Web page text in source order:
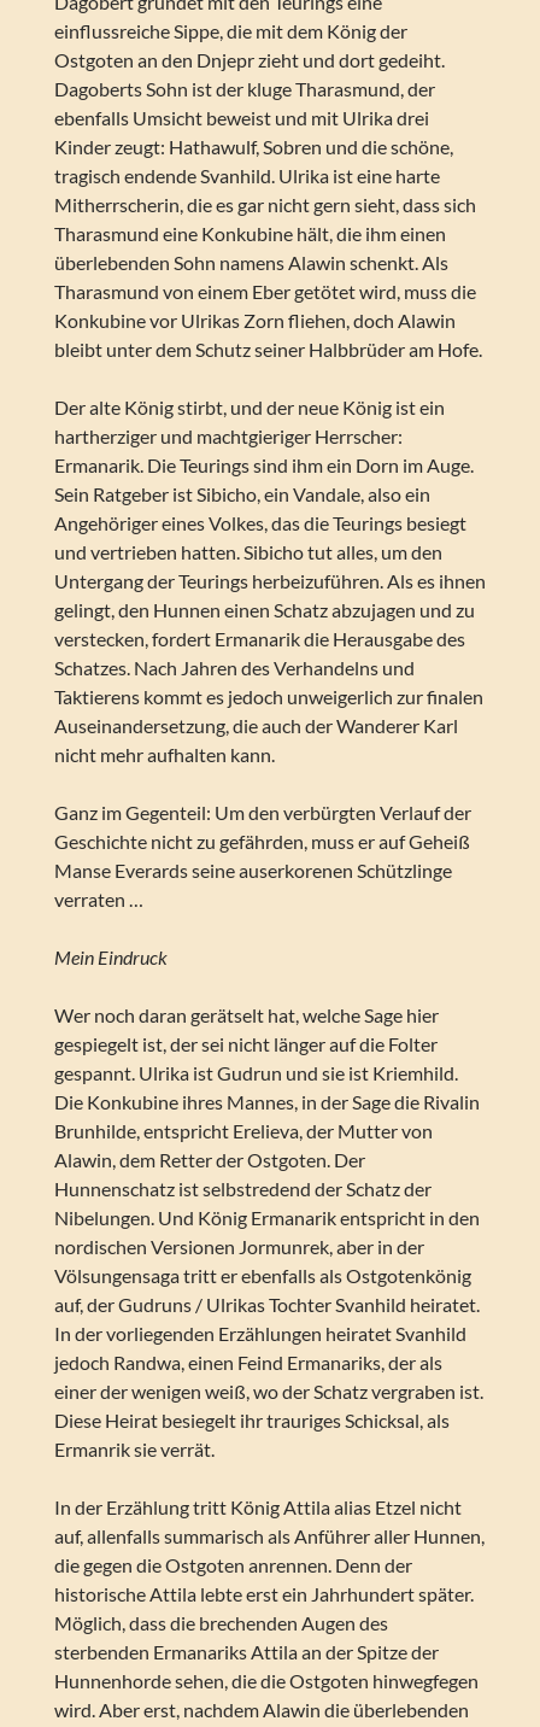
einflussreiche Sippe, die mit dem König der
Ostgoten an den Dnjepr zieht und dort gedeiht.
Dagoberts Sohn ist der kluge Tharasmund, der
ebenfalls Umsicht beweist und mit Ulrika drei
Kinder zeugt: Hathawulf, Sobren und die schöne,
tragisch endende Svanhild. Ulrika ist eine harte
Mitherrscherin, die es gar nicht gern sieht, dass sich
Tharasmund eine Konkubine hält, die ihm einen
überlebenden Sohn namens Alawin schenkt. Als
Tharasmund von einem Eber getötet wird, muss die
Konkubine vor Ulrikas Zorn fliehen, doch Alawin
bleibt unter dem Schutz seiner Halbbrüder am Hofe.
Der alte König stirbt, und der neue König ist ein
hartherziger und machtgieriger Herrscher:
Ermanarik. Die Teurings sind ihm ein Dorn im Auge.
Sein Ratgeber ist Sibicho, ein Vandale, also ein
Angehöriger eines Volkes, das die Teurings besiegt
und vertrieben hatten. Sibicho tut alles, um den
Untergang der Teurings herbeizuführen. Als es ihnen
gelingt, den Hunnen einen Schatz abzujagen und zu
verstecken, fordert Ermanarik die Herausgabe des
Schatzes. Nach Jahren des Verhandelns und
Taktierens kommt es jedoch unweigerlich zur finalen
Auseinandersetzung, die auch der Wanderer Karl
nicht mehr aufhalten kann.
Ganz im Gegenteil: Um den verbürgten Verlauf der
Geschichte nicht zu gefährden, muss er auf Geheiß
Manse Everards seine auserkorenen Schützlinge
verraten …
Mein Eindruck
Wer noch daran gerätselt hat, welche Sage hier
gespiegelt ist, der sei nicht länger auf die Folter
gespannt. Ulrika ist Gudrun und sie ist Kriemhild.
Die Konkubine ihres Mannes, in der Sage die Rivalin
Brunhilde, entspricht Erelieva, der Mutter von
Alawin, dem Retter der Ostgoten. Der
Hunnenschatz ist selbstredend der Schatz der
Nibelungen. Und König Ermanarik entspricht in den
nordischen Versionen Jormunrek, aber in der
Völsungensaga tritt er ebenfalls als Ostgotenkönig
auf, der Gudruns / Ulrikas Tochter Svanhild heiratet.
In der vorliegenden Erzählungen heiratet Svanhild
jedoch Randwa, einen Feind Ermanariks, der als
einer der wenigen weiß, wo der Schatz vergraben ist.
Diese Heirat besiegelt ihr trauriges Schicksal, als
Ermanrik sie verrät.
In der Erzählung tritt König Attila alias Etzel nicht
auf, allenfalls summarisch als Anführer aller Hunnen,
die gegen die Ostgoten anrennen. Denn der
historische Attila lebte erst ein Jahrhundert später.
Möglich, dass die brechenden Augen des
sterbenden Ermanariks Attila an der Spitze der
Hunnenhorde sehen, die die Ostgoten hinwegfegen
wird. Aber erst, nachdem Alawin die überlebenden